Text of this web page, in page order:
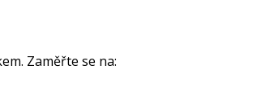
Zaměřte se na: